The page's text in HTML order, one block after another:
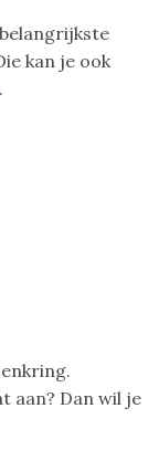
kan je ook
.
aan? Dan wil je